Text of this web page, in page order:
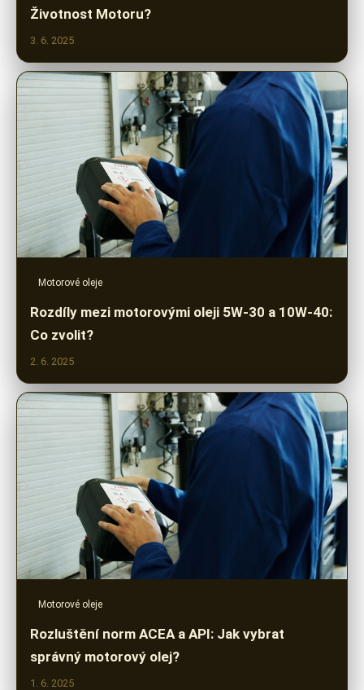
Životnost Motoru?
3. 6. 2025
Motorové oleje
Rozdíly mezi motorovými oleji 5W-30 a 10W-40:
Co zvolit?
2. 6. 2025
Motorové oleje
Rozluštění norm ACEA a API: Jak vybrat
správný motorový olej?
1. 6. 2025